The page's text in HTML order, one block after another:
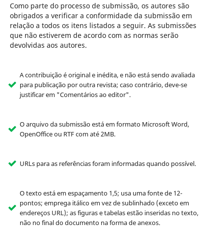
Como parte do processo de submissão, os autores são
obrigados a verificar a conformidade da submissão em
relação a todos os itens listados a seguir. As submissões
que não estiverem de acordo com as normas serão
devolvidas aos autores.
A contribuição é original e inédita, e não está sendo avaliada
para publicação por outra revista; caso contrário, deve-se
justificar em "Comentários ao editor".
O arquivo da submissão está em formato Microsoft Word,
OpenOffice ou RTF com até 2MB.
URLs para as referências foram informadas quando possível.
O texto está em espaçamento 1,5; usa uma fonte de 12-
pontos; emprega itálico em vez de sublinhado (exceto em
endereços URL); as figuras e tabelas estão inseridas no texto,
não no final do documento na forma de anexos.